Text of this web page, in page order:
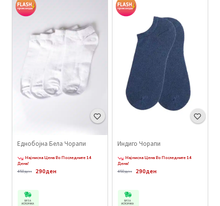
Еднобојна Бела Чорапи
Најниска Цена Во Последните 14
Дена!
290ден
450ден
БРЗА
ИСПОРАКА
Индиго Чорапи
Најниска Цена Во Последните 14
Дена!
290ден
450ден
БРЗА
ИСПОРАКА